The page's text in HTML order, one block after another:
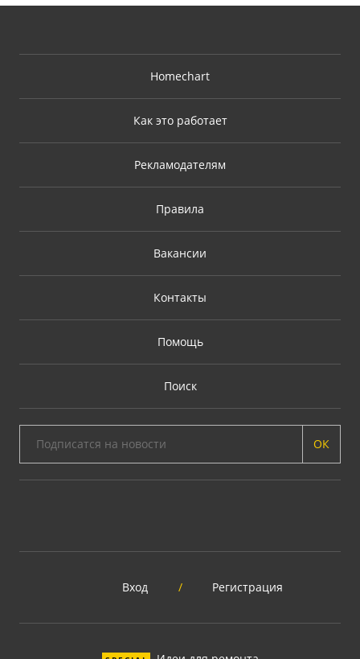
Homechart
Как это работает
Рекламодателям
Правила
Вакансии
Контакты
Помощь
Поиск
ОК
Вход / Регистрация